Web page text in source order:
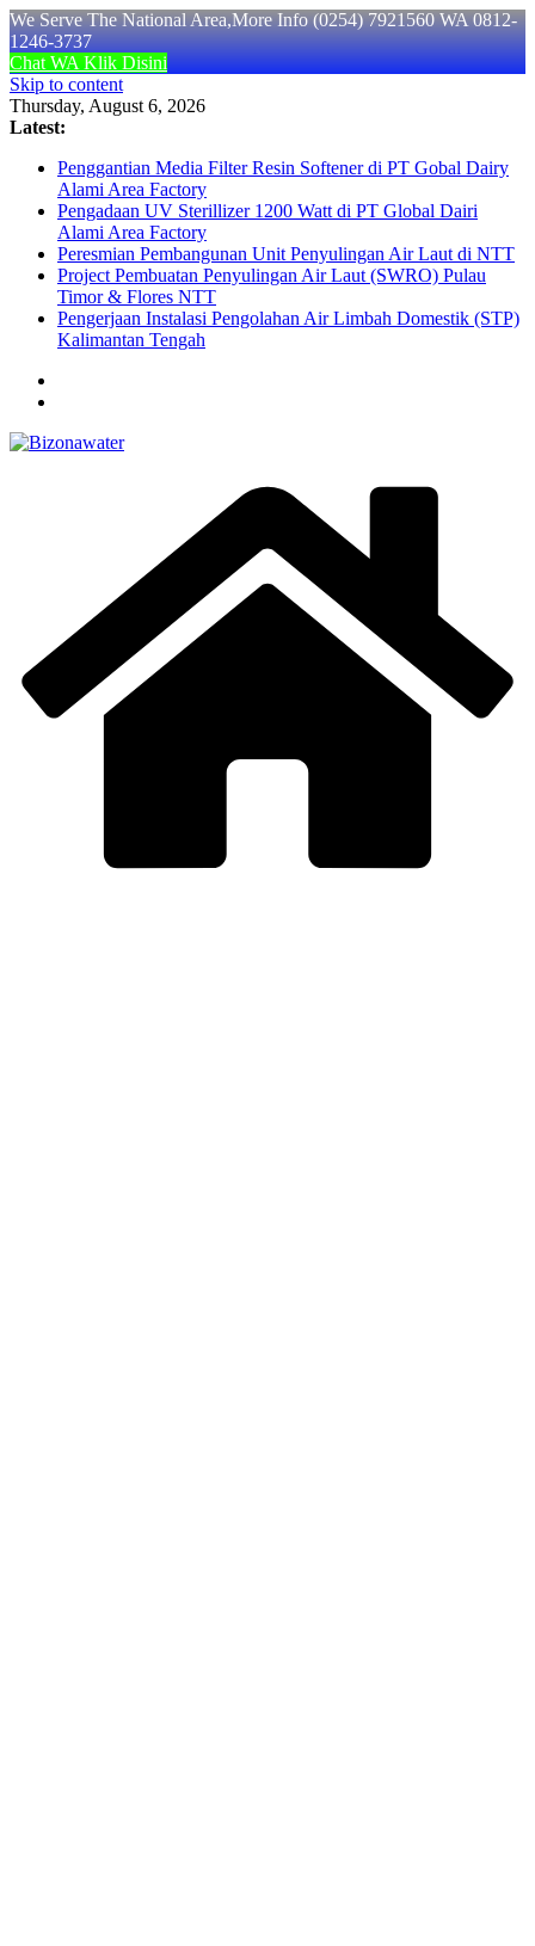
We Serve The National Area,More Info (0254) 7921560 WA 0812-
1246-3737
Chat WA Klik Disini
Skip to content
Thursday, August 6, 2026
Latest:
Penggantian Media Filter Resin Softener di PT Gobal Dairy
Alami Area Factory
Pengadaan UV Sterillizer 1200 Watt di PT Global Dairi
Alami Area Factory
Peresmian Pembangunan Unit Penyulingan Air Laut di NTT
Project Pembuatan Penyulingan Air Laut (SWRO) Pulau
Timor & Flores NTT
Pengerjaan Instalasi Pengolahan Air Limbah Domestik (STP)
Kalimantan Tengah